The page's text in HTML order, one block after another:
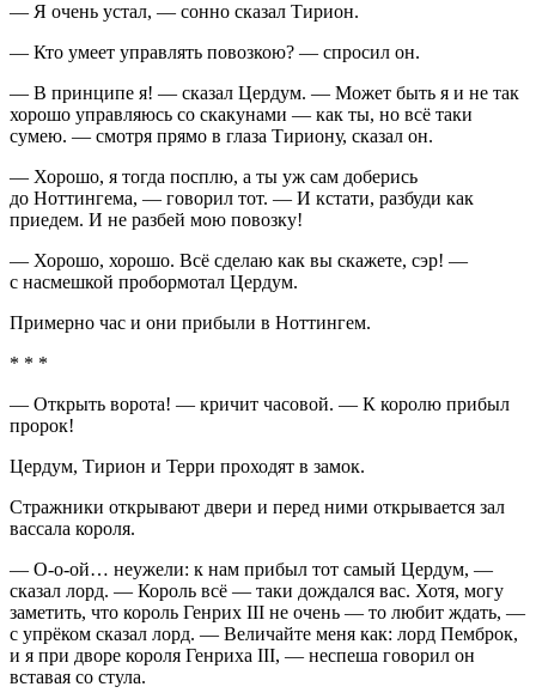
— Я очень устал, — сонно сказал Тирион.
— Кто умеет управлять повозкою? — спросил он.
— В принципе я! — сказал Цердум. — Может быть я и не так
хорошо управляюсь со скакунами — как ты, но всё таки
сумею. — смотря прямо в глаза Тириону, сказал он.
— Хорошо, я тогда посплю, а ты уж сам доберись
до Ноттингема, — говорил тот. — И кстати, разбуди как
приедем. И не разбей мою повозку!
— Хорошо, хорошо. Всё сделаю как вы скажете, сэр! —
с насмешкой пробормотал Цердум.
Примерно час и они прибыли в Ноттингем.
* * *
— Открыть ворота! — кричит часовой. — К королю прибыл
пророк!
Цердум, Тирион и Терри проходят в замок.
Стражники открывают двери и перед ними открывается зал
вассала короля.
— О-о-ой… неужели: к нам прибыл тот самый Цердум, —
сказал лорд. — Король всё — таки дождался вас. Хотя, могу
заметить, что король Генрих III не очень — то любит ждать, —
с упрёком сказал лорд. — Величайте меня как: лорд Пемброк,
и я при дворе короля Генриха III, — неспеша говорил он
вставая со стула.